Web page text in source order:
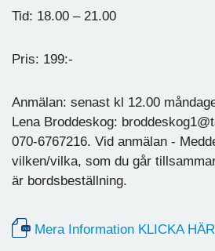
Tid: 18.00 – 21.00
Pris: 199:-
Anmälan: senast kl 12.00
Lena Broddeskog:
070-6767216. Vid anmälan -
vilken/vilka, som du går
är bordsbeställning.
Mera Information KLICKA